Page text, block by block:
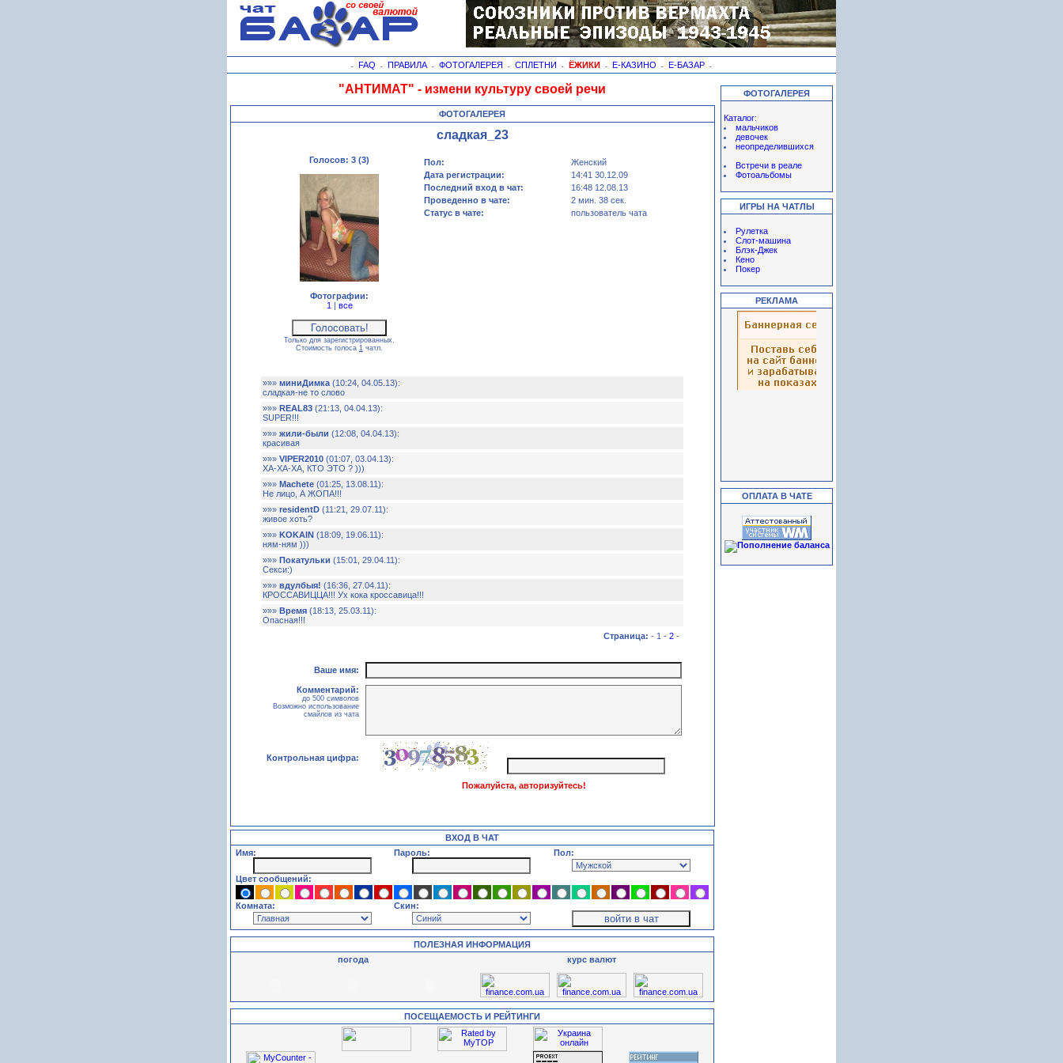
- FAQ - ПРАВИЛА- ФОТОГАЛЕРЕЯ - СПЛЕТНИ - ЁЖИКИ - Е-КАЗИНО - Е-БАЗАР -
"АНТИМАТ" - измени культуру своей речи
ФОТОГАЛЕРЕЯ
сладкая_23
Голосов: 3 (3)
Фотографии:
1 | все
Только для зарегистрированных.
Стоимость голоса 1 чатл.
Пол:
Женский
Дата регистрации:
14:41 30.12.09
Последний вход в чат:
16:48 12.08.13
Проведенно в чате:
2 мин. 38 сек.
Статус в чате:
пользователь чата
»»» миниДимка (10:24, 04.05.13):
сладкая-не то слово
»»» REAL83 (21:13, 04.04.13):
SUPER!!!
»»» жили-были (12:08, 04.04.13):
красивая
»»» VIPER2010 (01:07, 03.04.13):
ХА-ХА-ХА, КТО ЭТО ? )))
»»» Machete (01:25, 13.08.11):
Не лицо, А ЖОПА!!!
»»» residentD (11:21, 29.07.11):
живое хоть?
»»» KOKAIN (18:09, 19.06.11):
ням-ням )))
»»» Покатульки (15:01, 29.04.11):
Секси:)
»»» вдулбыя! (16:36, 27.04.11):
КРОССАВИЦЦА!!! Ух кока кроссавица!!!
»»» Время (18:13, 25.03.11):
Опасная!!!
Страница: - 1 - 2 -
Ваше имя:
Комментарий:
до 500 символов
Возможно использование
смайлов из чата
Контрольная цифра:
Пожалуйста, авторизуйтесь!
ВХОД В ЧАТ
Имя:
Пароль: Пол:
Цвет сообщений:
Комната: Скин:
ПОЛЕЗНАЯ ИНФОРМАЦИЯ
погода
курс валют
ПОСЕЩАЕМОСТЬ И РЕЙТИНГИ
ФОТОГАЛЕРЕЯ
Каталог:
мальчиков
девочек
неопределившихся
Встречи в реале
Фотоальбомы
ИГРЫ НА ЧАТЛЫ
Рулетка
Слот-машина
Блэк-Джек
Кено
Покер
РЕКЛАМА
ОПЛАТА В ЧАТЕ